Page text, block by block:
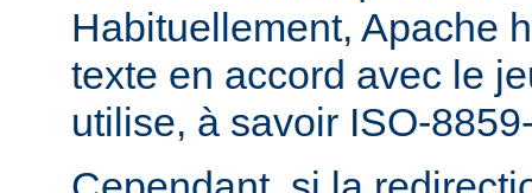
Habituellement, Apache
texte en accord avec le
utilise, à savoir ISO-